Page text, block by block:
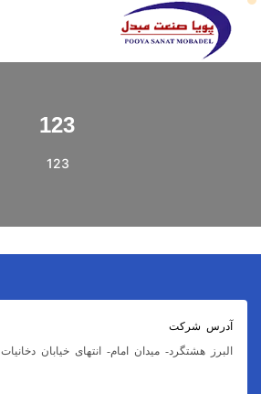
123
123
آدرس شرکت
البرز هشتگرد- میدان امام- انتهای خیابان دخانیات